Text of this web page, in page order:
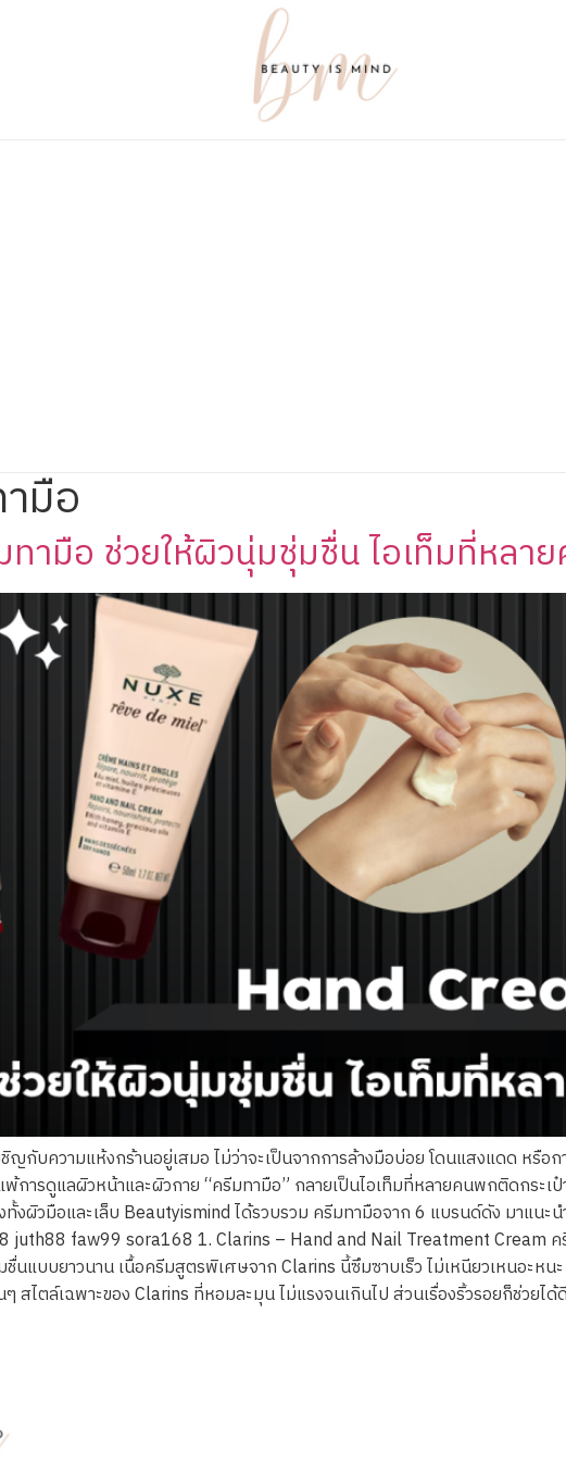
มือ
ทามือ ช่วยให้ผิวนุ่มชุ่มชื่น ไอเท็มที่หล
ญกับความแห้งกร้านอยู่เสมอ ไม่ว่าจะเป็นจากการล้างมือบ่อย โดนแสงแดด หรือ
การดูแลผิวหน้าและผิวกาย “ครีมทามือ” กลายเป็นไอเท็มที่หลายคนพกติดกระ
งผิวมือและเล็บ Beautyismind ได้รวบรวม ครีมทามือจาก 6 แบรนด์ดัง มาแนะ
juth88 faw99 sora168 1. Clarins – Hand and Nail Treatment Cream ค
นแบบยาวนาน เนื้อครีมสูตรพิเศษจาก Clarins นี้ซึมซาบเร็ว ไม่เหนียวเหนอะห
สไตล์เฉพาะของ Clarins ที่หอมละมุน ไม่แรงจนเกินไป ส่วนเรื่องริ้วรอยก็ช่วย